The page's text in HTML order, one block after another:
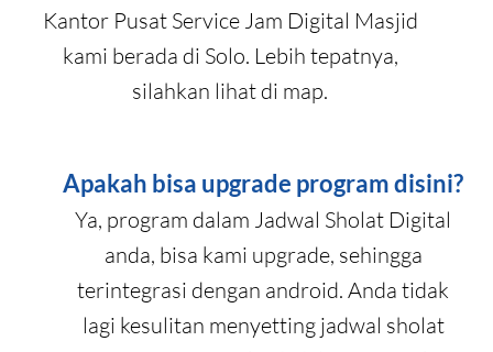
Kantor Pusat Service Jam Digital Masjid
kami berada di Solo. Lebih tepatnya,
silahkan lihat di map.
Apakah bisa upgrade program disini?
Ya, program dalam Jadwal Sholat Digital
anda, bisa kami upgrade, sehingga
terintegrasi dengan android. Anda tidak
lagi kesulitan menyetting jadwal sholat